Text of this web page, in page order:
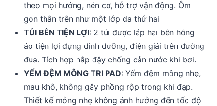
theo mọi hướng, nén cơ, hỗ trợ vận động. Ôm
gọn thân trên như một lớp da thứ hai
TÚI BÊN TIỆN LỢI: 2 túi được lắp hai bên hông
áo tiện lợi đựng dinh dưỡng, điện giải trên đường
đua. Tích hợp nắp đậy chống cản nước khi bơi.
YẾM ĐỆM MÔNG TRI PAD: Yếm đệm mông nhẹ,
mau khô, không gây phồng rộp trong khi đạp.
Thiết kế mỏng nhẹ không ảnh hưởng đến tốc độ